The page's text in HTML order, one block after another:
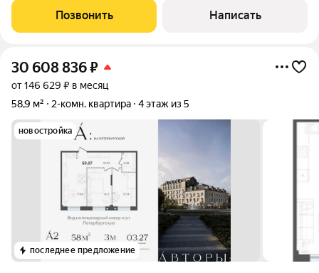
фонда. Квартира под ремонт в кирпичном доме, подойдет для
молодой семьи с детьми, так и для
Позвонить Написать
30 608 836₽
от 146 629 ₽ в месяц
58,9 м²
2-комн. квартира 4 этаж из 5
новостройка
последнее предложение